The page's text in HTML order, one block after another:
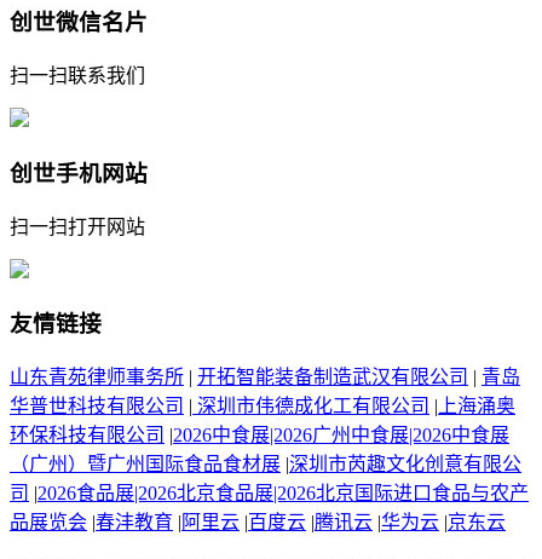
创世微信名片
扫一扫联系我们
创世手机网站
扫一扫打开网站
友情链接
山东青苑律师事务所 | 开拓智能装备制造武汉有限公司 | 青岛
华普世科技有限公司 | 深圳市伟德成化工有限公司 | 上海涌奥
环保科技有限公司 |2026中食展|2026广州中食展|2026中食展
（广州）暨广州国际食品食材展 |深圳市芮趣文化创意有限公
司 |2026食品展|2026北京食品展|2026北京国际进口食品与农产
品展览会 |春沣教育 | 阿里云 |百度云 |腾讯云 |华为云 |京东云